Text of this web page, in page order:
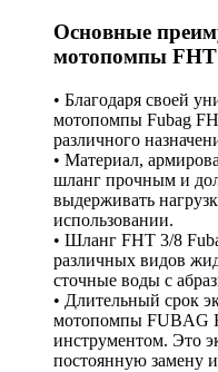
Основные
мотопомпы FHT
• Благодаря своей
мотопомпы Fubag
различного
• Материал,
шланг прочным и
выдерживать
использовании.
• Шланг FHT 3/8
различных видов
сточные воды с
• Длительный срок
мотопомпы FUBAG
инструментом. Это
постоянную замену